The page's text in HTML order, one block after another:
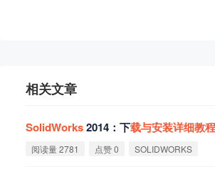
相关文章
SolidWorks2014：下载与安装详细教程
阅读量 2781 点赞 0 SOLIDWORKS